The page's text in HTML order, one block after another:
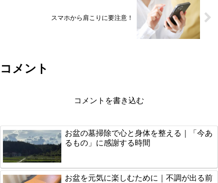
スマホから肩こりに要注意！
コメント
コメントを書き込む
お盆の墓掃除で心と身体を整える｜「今あ
るもの」に感謝する時間
お盆を元気に楽しむために｜不調が出る前